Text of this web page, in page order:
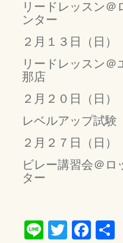
リードレッスン＠
ンター
２月１３日（日）
リードレッスン
那店
２月２０日（日）
レベルアップ試験
２月２７日（日）
ビレー講習会＠ロ
ター
LineTwitter共